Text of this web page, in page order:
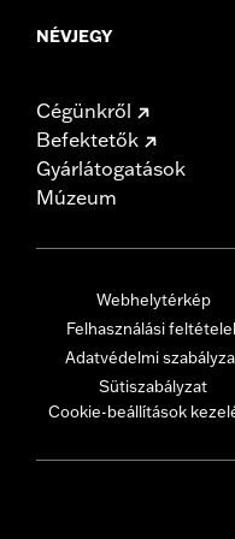
NÉVJEGY
Cégünkről
Befektetők
Gyárlátogatások
Múzeum
Webhelytérkép
Felhasználási
Adatvédelmi
Sütiszabályzat
Cookie-beállítások